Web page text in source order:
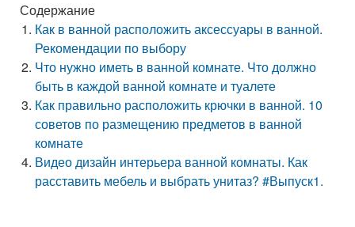
Содержание
Как в ванной расположить аксессуары в ванной.
Рекомендации по выбору
Что нужно иметь в ванной комнате. Что должно
быть в каждой ванной комнате и туалете
Как правильно расположить крючки в ванной. 10
советов по размещению предметов в ванной
комнате
Видео дизайн интерьера ванной комнаты. Как
расставить мебель и выбрать унитаз? #Выпуск1.